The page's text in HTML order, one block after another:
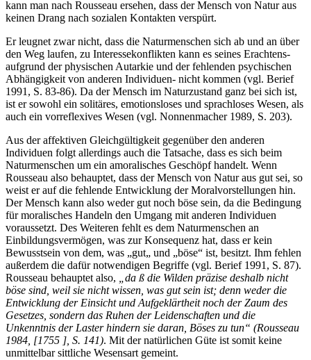
kann man nach Rousseau ersehen, dass der Mensch von Natur aus
keinen Drang nach sozialen Kontakten verspürt.
Er leugnet zwar nicht, dass die Naturmenschen sich ab und an über
den Weg laufen, zu Interessekonflikten kann es seines Erachtens-
aufgrund der physischen Autarkie und der fehlenden psychischen
Abhängigkeit von anderen Individuen- nicht kommen (vgl. Berief
1991, S. 83-86). Da der Mensch im Naturzustand ganz bei sich ist,
ist er sowohl ein solitäres, emotionsloses und sprachloses Wesen, als
auch ein vorreflexives Wesen (vgl. Nonnenmacher 1989, S. 203).
Aus der affektiven Gleichgültigkeit gegenüber den anderen
Individuen folgt allerdings auch die Tatsache, dass es sich beim
Naturmenschen um ein amoralisches Geschöpf handelt. Wenn
Rousseau also behauptet, dass der Mensch von Natur aus gut sei, so
weist er auf die fehlende Entwicklung der Moralvorstellungen hin.
Der Mensch kann also weder gut noch böse sein, da die Bedingung
für moralisches Handeln den Umgang mit anderen Individuen
voraussetzt. Des Weiteren fehlt es dem Naturmenschen an
Einbildungsvermögen, was zur Konsequenz hat, dass er kein
Bewusstsein von dem, was „gut„ und „böse“ ist, besitzt. Ihm fehlen
außerdem die dafür notwendigen Begriffe (vgl. Berief 1991, S. 87).
Rousseau behauptet also,
„da ß die Wilden präzise deshalb nicht
böse sind, weil sie nicht wissen, was gut sein ist; denn weder die
Entwicklung der Einsicht und Aufgeklärtheit noch der Zaum des
Gesetzes, sondern das Ruhen der Leidenschaften und die
Unkenntnis der Laster hindern sie daran, Böses zu tun“ (Rousseau
1984, [1755 ], S. 141). Mit der natürlichen Güte ist somit keine
unmittelbar sittliche Wesensart gemeint.